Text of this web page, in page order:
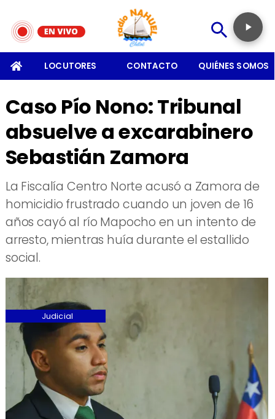
LOCUTORES CONTACTO QUIÉNES SOMOS
Caso Pío Nono: Tribunal
absuelve a excarabinero
Sebastián Zamora
La Fiscalía Centro Norte acusó a Zamora de
homicidio frustrado cuando un joven de 16
años cayó al río Mapocho en un intento de
arresto, mientras huía durante el estallido
social.
Judicial